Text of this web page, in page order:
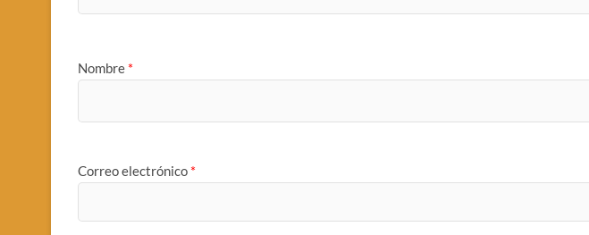
Nombre *
Correo electrónico *